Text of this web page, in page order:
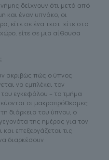
δείχνουν ότι μετά από
και έναν υπνάκο, οι
είτε σε ένα τεστ, είτε στο
είτε σε μια αίθουσα
ακριβώς πώς ο ύπνος
να εμπλέκει τον
εγκεφάλου – το τμήμα
οι μακροπρόθεσμες
διάρκεια του ύπνου, ο
της ημέρας για τον
επεξεργάζεται τις
διαρκέσουν